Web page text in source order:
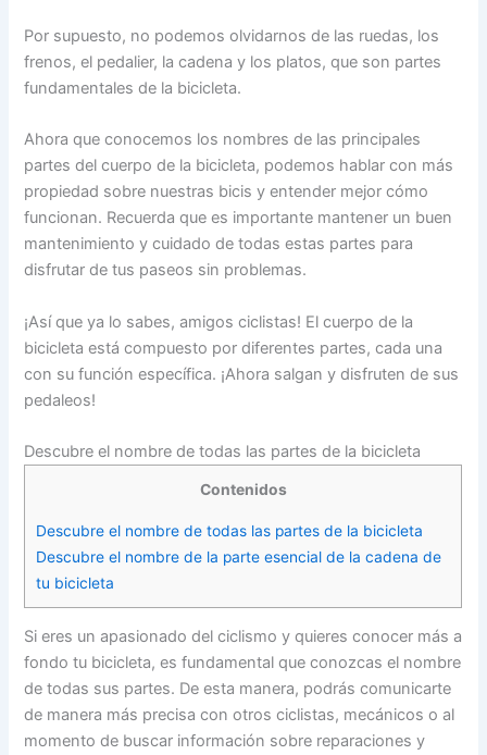
Por supuesto, no podemos olvidarnos de las ruedas, los
frenos, el pedalier, la cadena y los platos, que son partes
fundamentales de la bicicleta.
Ahora que conocemos los nombres de las principales
partes del cuerpo de la bicicleta, podemos hablar con más
propiedad sobre nuestras bicis y entender mejor cómo
funcionan. Recuerda que es importante mantener un buen
mantenimiento y cuidado de todas estas partes para
disfrutar de tus paseos sin problemas.
¡Así que ya lo sabes, amigos ciclistas! El cuerpo de la
bicicleta está compuesto por diferentes partes, cada una
con su función específica. ¡Ahora salgan y disfruten de sus
pedaleos!
Descubre el nombre de todas las partes de la bicicleta
Contenidos
Descubre el nombre de todas las partes de la bicicleta
Descubre el nombre de la parte esencial de la cadena de
tu bicicleta
Si eres un apasionado del ciclismo y quieres conocer más a
fondo tu bicicleta, es fundamental que conozcas el nombre
de todas sus partes. De esta manera, podrás comunicarte
de manera más precisa con otros ciclistas, mecánicos o al
momento de buscar información sobre reparaciones y